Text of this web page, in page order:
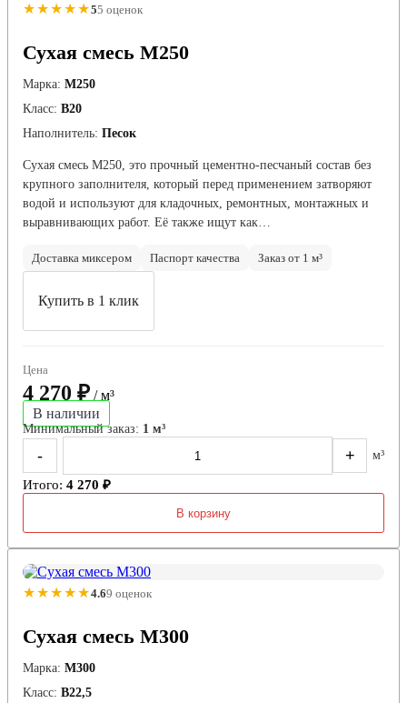
★★★★★55 оценок
Сухая смесь М250
Марка: М250
Класс: В20
Наполнитель: Песок
Сухая смесь М250, это прочный цементно-песчаный состав без
крупного заполнителя, который перед применением затворяют
водой и используют для кладочных, ремонтных, монтажных и
выравнивающих работ. Её также ищут как…
Доставка миксером Паспорт качества Заказ от 1 м³
Купить в 1 клик
Цена
4 270 ₽ / м³
В наличии
Минимальный заказ: 1 м³
- + м³
Итого: 4 270 ₽
В корзину
★★★★★4.69 оценок
Сухая смесь М300
Марка: М300
Класс: В22,5